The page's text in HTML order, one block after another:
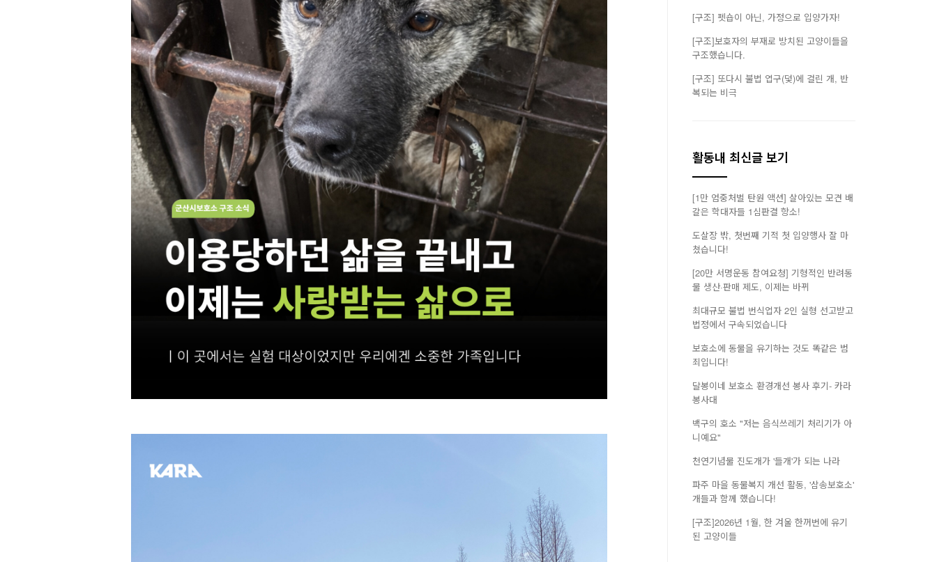
[구조] 펫숍이 아닌, 가정으로 입양가자!
[구조]보호자의 부재로 방치된 고양이들을
구조했습니다.
[구조] 또다시 불법 엽구(덫)에 걸린 개, 반
복되는 비극
활동내 최신글 보기
[1만 엄중처벌 탄원 액션] 살아있는 모견 배
갈은 학대자들 1심판결 항소!
도살장 밖, 첫번째 기적 첫 입양행사 잘 마
쳤습니다!
[20만 서명운동 참여요청] 기형적인 반려동
물 생산·판매 제도, 이제는 바뀌
최대규모 불법 번식업자 2인 실형 선고받고
법정에서 구속되었습니다
보호소에 동물을 유기하는 것도 똑같은 범
죄입니다!
달봉이네 보호소 환경개선 봉사 후기- 카라
봉사대
백구의 호소 "저는 음식쓰레기 처리기가 아
니예요"
천연기념물 진도개가 '들개'가 되는 나라
파주 마을 동물복지 개선 활동, '삼송보호소'
개들과 함께 했습니다!
[구조]2026년 1월, 한 겨울 한꺼번에 유기
된 고양이들